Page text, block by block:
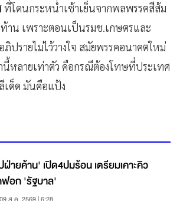
ที่โดนกระหน่ำเช้าเย็นจากพลพรรคสีส้ม
าน เพราะตอนเป็นรมช.เกษตรและ
ปรายไม่ไว้วางใจ สมัยพรรคอนาคตใหม่
นี้หลายเท่าตัว คือกรณีต้องโทษที่ประเทศ
เด็ด มันคือแป้ง
ายค้าน' เปิด4ปมร้อน เตรียมเคาะคิว
อก 'รัฐบาล'